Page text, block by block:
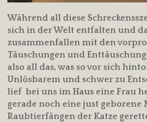
Während all diese
sich in der Welt entfalten und
zusammenfallen mit den
Täuschungen und
also all das, was so vor sich
Unlösbarem und schwer zu
lief bei uns im Haus eine Frau
gerade noch eine just geborene
Raubtierfängen der Katze